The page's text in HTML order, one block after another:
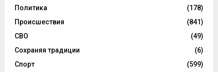
Политика
(178)
Происшествия
(841)
СВО
(49)
Сохраняя традиции
(6)
Спорт
(599)